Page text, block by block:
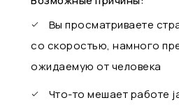
Вы просматриваете
со скоростью, намного
ожидаемую от человека
Что-то мешает работе